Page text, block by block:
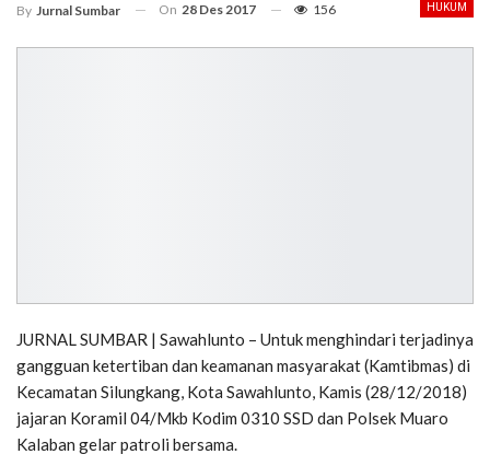
HUKUM
By Jurnal Sumbar On 28 Des 2017 156
JURNAL SUMBAR | Sawahlunto – Untuk menghindari terjadinya
gangguan ketertiban dan keamanan masyarakat (Kamtibmas) di
Kecamatan Silungkang, Kota Sawahlunto, Kamis (28/12/2018)
jajaran Koramil 04/Mkb Kodim 0310 SSD dan Polsek Muaro
Kalaban gelar patroli bersama.